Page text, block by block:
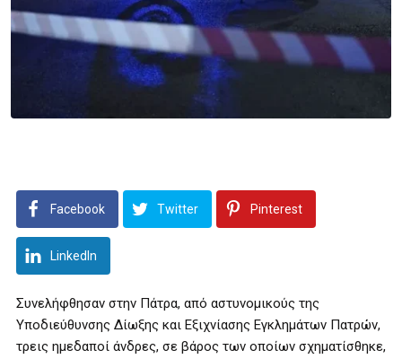
Facebook Twitter Pinterest
LinkedIn
Συνελήφθησαν στην Πάτρα, από αστυνομικούς της
Υποδιεύθυνσης Δίωξης και Εξιχνίασης Εγκλημάτων Πατρών,
τρεις ημεδαποί άνδρες, σε βάρος των οποίων σχηματίσθηκε,